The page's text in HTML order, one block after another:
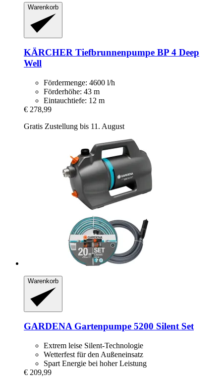
Warenkorb
KÄRCHER Tiefbrunnenpumpe BP 4 Deep
Well
Fördermenge: 4600 l/h
Förderhöhe: 43 m
Eintauchtiefe: 12 m
€ 278,99
Gratis Zustellung bis 11. August
Warenkorb
GARDENAGartenpumpe 5200 Silent Set
Extrem leise Silent-Technologie
Wetterfest für den Außeneinsatz
Spart Energie bei hoher Leistung
€ 209,99